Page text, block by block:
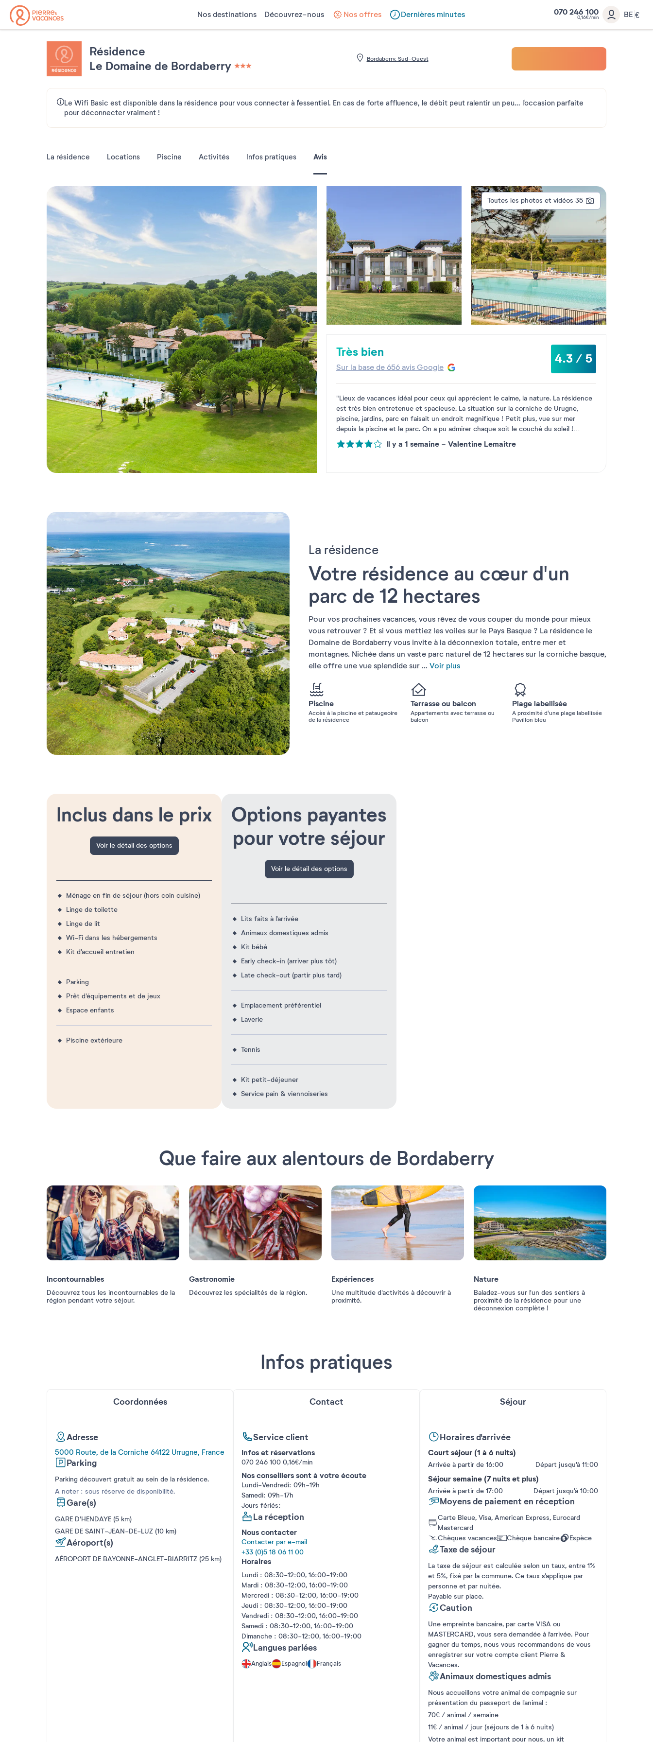
Nos destinations Découvrez-nous Nos offres Dernières minutes 070 246 100
0,16€/min BE €
Résidence
Le Domaine de Bordaberry
Bordaberry, Sud-Ouest
Le Wifi Basic est disponible dans la résidence pour vous connecter à l'essentiel. En cas de forte affluence, le débit peut ralentir un peu... l'occasion parfaite
pour déconnecter vraiment !
La résidence Locations Piscine Activités Infos pratiques Avis
Très bien
Sur la base de 656 avis Google
4.3 / 5
"Lieux de vacances idéal pour ceux qui apprécient le calme, la nature. La résidence
est très bien entretenue et spacieuse. La situation sur la corniche de Urugne,
piscine, jardins, parc en faisait un endroit magnifique ! Petit plus, vue sur mer
depuis la piscine et le parc. On a pu admirer chaque soit le couché du soleil !
Logement simple, propre et suffisant pour nous. Petit point négatif : étant au rdc,
nous entendions très fort les canalisations du dessus (écoulement des eaux de la
Il y a 1 semaine - Valentine Lemaitre
Toutes les photos et vidéos 35
La résidence
Votre résidence au cœur d'un
parc de 12 hectares
Pour vos prochaines vacances, vous rêvez de vous couper du monde pour mieux
vous retrouver ? Et si vous mettiez les voiles sur le Pays Basque ? La résidence le
Domaine de Bordaberry vous invite à la déconnexion totale, entre mer et
montagnes. Nichée dans un vaste parc naturel de 12 hectares sur la corniche basque,
elle offre une vue splendide sur ... Voir plus
Piscine
Accès à la piscine et pataugeoire
de la résidence
Terrasse ou balcon
Appartements avec terrasse ou
balcon
Plage labellisée
A proximité d'une plage labellisée
Pavillon bleu
Inclus dans le prix
Voir le détail des options
Ménage en fin de séjour (hors coin cuisine)
Linge de toilette
Linge de lit
Wi-Fi dans les hébergements
Kit d'accueil entretien
Parking
Prêt d'équipements et de jeux
Espace enfants
Piscine extérieure
Options payantes
pour votre séjour
Voir le détail des options
Lits faits à l'arrivée
Animaux domestiques admis
Kit bébé
Early check-in (arriver plus tôt)
Late check-out (partir plus tard)
Emplacement préférentiel
Laverie
Tennis
Kit petit-déjeuner
Service pain & viennoiseries
Que faire aux alentours de Bordaberry
Incontournables
Découvrez tous les incontournables de la
région pendant votre séjour.
Gastronomie
Découvrez les spécialités de la région.
Expériences
Une multitude d'activités à découvrir à
proximité.
Nature
Baladez-vous sur l'un des sentiers à
proximité de la résidence pour une
déconnexion complète !
Infos pratiques
Coordonnées
Adresse
5000 Route, de la Corniche 64122 Urrugne, France
Parking
Parking découvert gratuit au sein de la résidence.
A noter : sous réserve de disponibilité.
Gare(s)
GARE D'HENDAYE (5 km)
GARE DE SAINT-JEAN-DE-LUZ (10 km)
Aéroport(s)
AÉROPORT DE BAYONNE-ANGLET-BIARRITZ (25 km)
Contact
Service client
Infos et réservations
070 246 100 0,16€/min
Nos conseillers sont à votre écoute
Lundi-Vendredi: 09h-19h
Samedi: 09h-17h
Jours fériés:
La réception
Nous contacter
Contacter par e-mail
+33 (0)5 18 06 11 00
Horaires
Lundi : 08:30-12:00, 16:00-19:00
Mardi : 08:30-12:00, 16:00-19:00
Mercredi : 08:30-12:00, 16:00-19:00
Jeudi : 08:30-12:00, 16:00-19:00
Vendredi : 08:30-12:00, 16:00-19:00
Samedi : 08:30-12:00, 14:00-19:00
Dimanche : 08:30-12:00, 16:00-19:00
Langues parlées
Anglais Espagnol Français
Séjour
Horaires d'arrivée
Court séjour (1 à 6 nuits)
Arrivée à partir de 16:00 Départ jusqu'à 11:00
Séjour semaine (7 nuits et plus)
Arrivée à partir de 17:00 Départ jusqu'à 10:00
Moyens de paiement en réception
Carte Bleue, Visa, American Express, Eurocard
Mastercard
Chèques vacances
Chèque bancaire Espèce
Taxe de séjour
La taxe de séjour est calculée selon un taux, entre 1%
et 5%, fixé par la commune. Ce taux s'applique par
personne et par nuitée.
Payable sur place.
Caution
Une empreinte bancaire, par carte VISA ou
MASTERCARD, vous sera demandée à l'arrivée. Pour
gagner du temps, nous vous recommandons de vous
enregistrer sur votre compte client Pierre &
Vacances.
Animaux domestiques admis
Nous accueillons votre animal de compagnie sur
présentation du passeport de l'animal :
70€ / animal / semaine
11€ / animal / jour (séjours de 1 à 6 nuits)
Votre animal est important pour nous, un kit